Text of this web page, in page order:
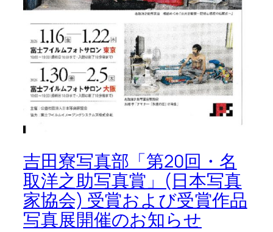
吉田寮写真部「第20回・名
取洋之助写真賞」(日本写真
家協会) 受賞および受賞作品
写真展開催のお知らせ